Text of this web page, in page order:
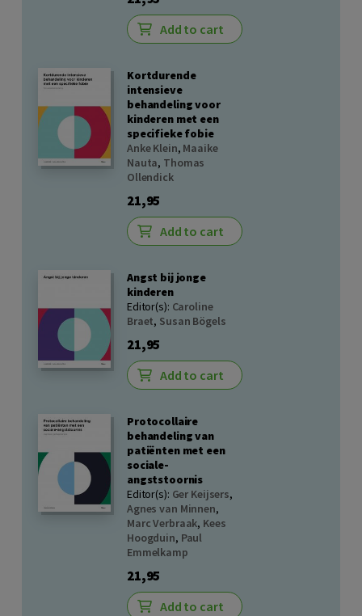
Add to cart
Kortdurende
intensieve
behandeling voor
kinderen met een
specifieke fobie
Anke Klein, Maaike
Nauta, Thomas
Ollendick
21,95
Add to cart
Angst bij jonge
kinderen
Editor(s): Caroline
Braet, Susan Bögels
21,95
Add to cart
Protocollaire
behandeling van
patiënten met een
sociale-
angststoornis
Editor(s): Ger Keijsers,
Agnes van Minnen,
Marc Verbraak, Kees
Hoogduin, Paul
Emmelkamp
21,95
Add to cart